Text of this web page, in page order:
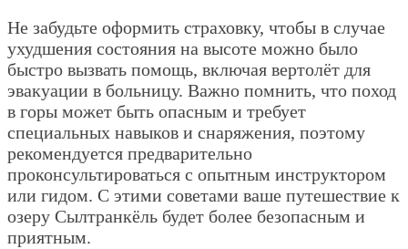
Не забудьте оформить страховку, чтобы в случае
ухудшения состояния на высоте можно было
быстро вызвать помощь, включая вертолёт для
эвакуации в больницу. Важно помнить, что поход
в горы может быть опасным и требует
специальных навыков и снаряжения, поэтому
рекомендуется предварительно
проконсультироваться с опытным инструктором
или гидом. С этими советами ваше путешествие к
озеру Сылтранкёль будет более безопасным и
приятным.